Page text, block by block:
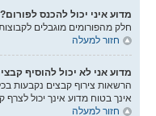
מדוע איני יכול להכנס לפורום?
חלק מהפורומים מוגבלים
חזור למעלה
מדוע אני לא יכול להוסיף
הרשאות צירוף קבצים נקבעות
אינך בטוח מדוע אינך יכול לצרף
חזור למעלה